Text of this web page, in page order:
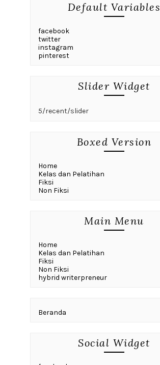
Default Variables
facebook
twitter
instagram
pinterest
Slider Widget
5/recent/slider
Boxed Version
Home
Kelas dan Pelatihan
Fiksi
Non Fiksi
Main Menu
Home
Kelas dan Pelatihan
Fiksi
Non Fiksi
hybrid writerpreneur
Beranda
Social Widget